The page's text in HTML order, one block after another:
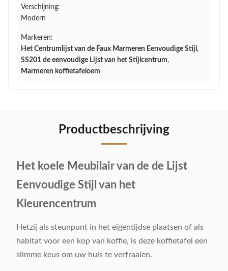
Verschijning:
Modern
Markeren:
Het Centrumlijst van de Faux Marmeren Eenvoudige Stijl ,
SS201 de eenvoudige Lijst van het Stijlcentrum,
Marmeren koffietafeloem
Productbeschrijving
Het koele Meubilair van de de Lijst
Eenvoudige Stijl van het
Kleurencentrum
Hetzij als steunpunt in het eigentijdse plaatsen of als
habitat voor een kop van koffie, is deze koffietafel een
slimme keus om uw huis te verfraaien.